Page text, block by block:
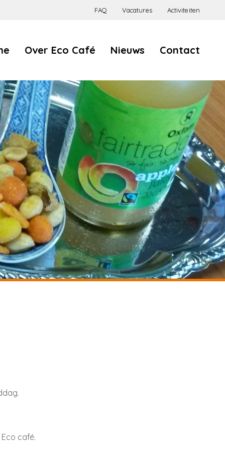
FAQ Vacatures Activiteiten
Over Eco Café
Hygiëne en veiligheid
Allergenen
Nieuws Contact
café.